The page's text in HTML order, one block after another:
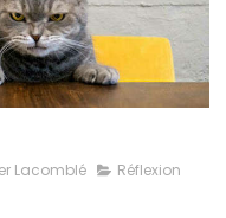
Lacomblé Réflexion